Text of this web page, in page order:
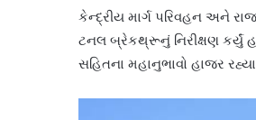
કેન્દ્રીય માર્ગ પરિવહન અને
ટનલ બ્રેકથ્રૂનું નિરીક્ષણ
સહિતના મહાનુભાવો હાજર